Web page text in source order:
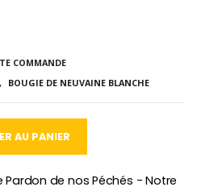
- 17.5cm
COMMANDE
BOUGIE DE NEUVAINE BLANCHE
AU PANIER
Pardon de nos Péchés - Notre